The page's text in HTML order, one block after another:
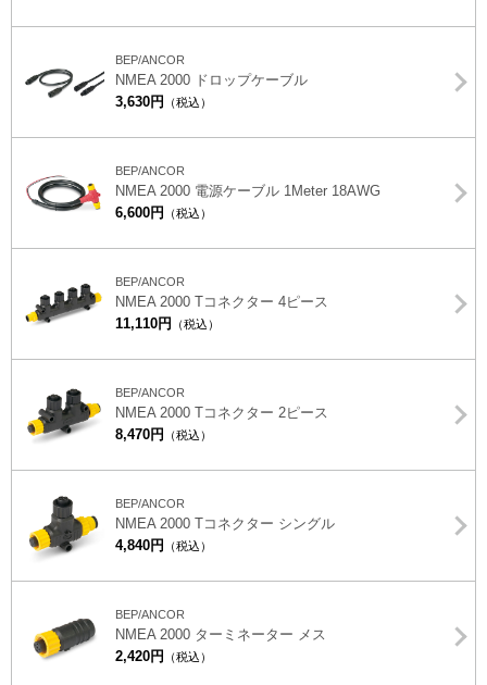
BEP/ANCOR
NMEA 2000 ドロップケーブル
3,630円
（税込）
BEP/ANCOR
NMEA 2000 電源ケーブル 1Meter 18AWG
6,600円
（税込）
BEP/ANCOR
NMEA 2000 Tコネクター 4ピース
11,110円
（税込）
BEP/ANCOR
NMEA 2000 Tコネクター 2ピース
8,470円
（税込）
BEP/ANCOR
NMEA 2000 Tコネクター シングル
4,840円
（税込）
BEP/ANCOR
NMEA 2000 ターミネーター メス
2,420円
（税込）